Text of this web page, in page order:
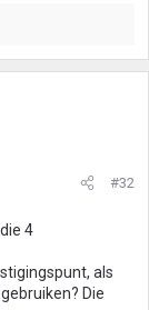
#32
4
als
Die